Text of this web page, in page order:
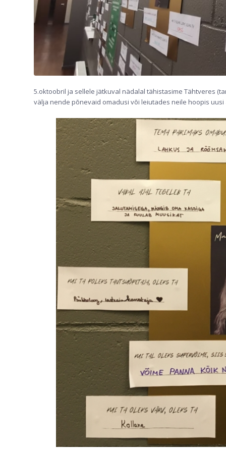
5.oktoobril ja sellele jätkuval nädalal tähistasime Tähtveres
välja nende põnevaid omadusi või leiutades neile hoopis